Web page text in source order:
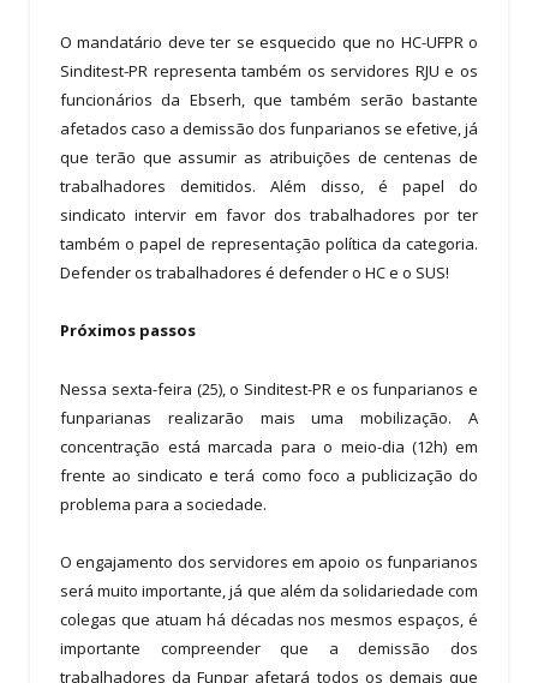
O mandatário deve ter se esquecido que no HC-UFPR o
Sinditest-PR representa também os servidores RJU e os
funcionários da Ebserh, que também serão bastante
afetados caso a demissão dos funparianos se efetive, já
que terão que assumir as atribuições de centenas de
trabalhadores demitidos. Além disso, é papel do
sindicato intervir em favor dos trabalhadores por ter
também o papel de representação política da categoria.
Defender os trabalhadores é defender o HC e o SUS!
Próximos passos
Nessa sexta-feira (25), o Sinditest-PR e os funparianos e
funparianas realizarão mais uma mobilização. A
concentração está marcada para o meio-dia (12h) em
frente ao sindicato e terá como foco a publicização do
problema para a sociedade.
O engajamento dos servidores em apoio os funparianos
será muito importante, já que além da solidariedade com
colegas que atuam há décadas nos mesmos espaços, é
importante compreender que a demissão dos
trabalhadores da Funpar afetará todos os demais que